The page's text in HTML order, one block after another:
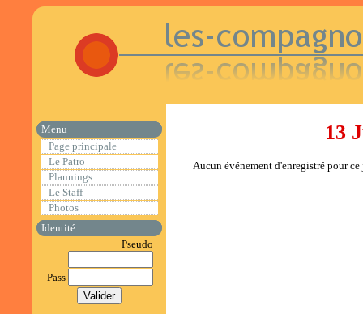
Menu
Page principale
Le Patro
Plannings
Le Staff
Photos
Identité
Pseudo
Pass
13
Aucun événement d'enregistré pour